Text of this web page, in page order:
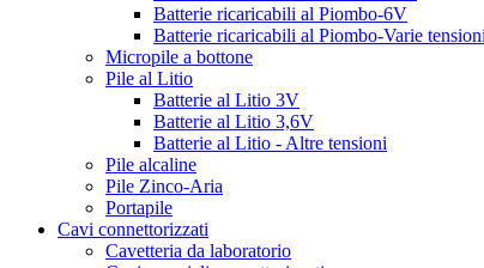
Batterie ricaricabili al Piombo-6V
Batterie ricaricabili al Piombo-Varie tensioni
Micropile a bottone
Pile al Litio
Batterie al Litio 3V
Batterie al Litio 3,6V
Batterie al Litio - Altre tensioni
Pile alcaline
Pile Zinco-Aria
Portapile
Cavi connettorizzati
Cavetteria da laboratorio